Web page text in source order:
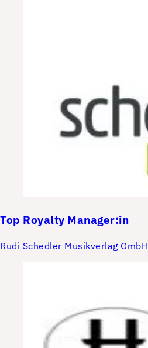
Top Royalty Manager:in
Rudi Schedler Musikverlag GmbH